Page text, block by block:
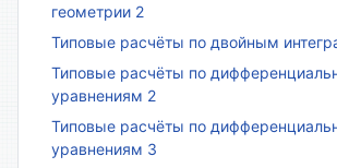
геометрии 2
Типовые расчёты по двойным
Типовые расчёты по
уравнениям 2
Типовые расчёты по
уравнениям 3